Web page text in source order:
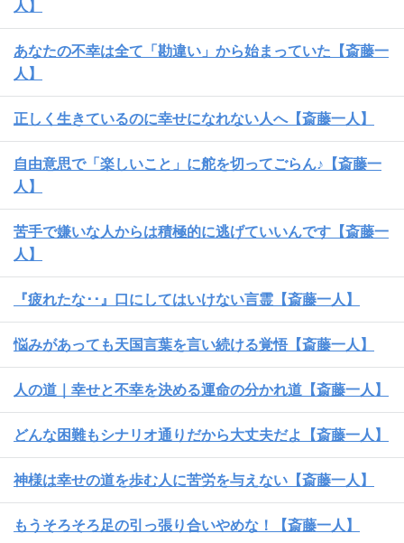
人】
あなたの不幸は全て「勘違い」から始まっていた【斎藤一
人】
正しく生きているのに幸せになれない人へ【斎藤一人】
自由意思で「楽しいこと」に舵を切ってごらん♪【斎藤一
人】
苦手で嫌いな人からは積極的に逃げていいんです【斎藤一
人】
『疲れたな･･』口にしてはいけない言霊【斎藤一人】
悩みがあっても天国言葉を言い続ける覚悟【斎藤一人】
人の道｜幸せと不幸を決める運命の分かれ道【斎藤一人】
どんな困難もシナリオ通りだから大丈夫だよ【斎藤一人】
神様は幸せの道を歩む人に苦労を与えない【斎藤一人】
もうそろそろ足の引っ張り合いやめな！【斎藤一人】